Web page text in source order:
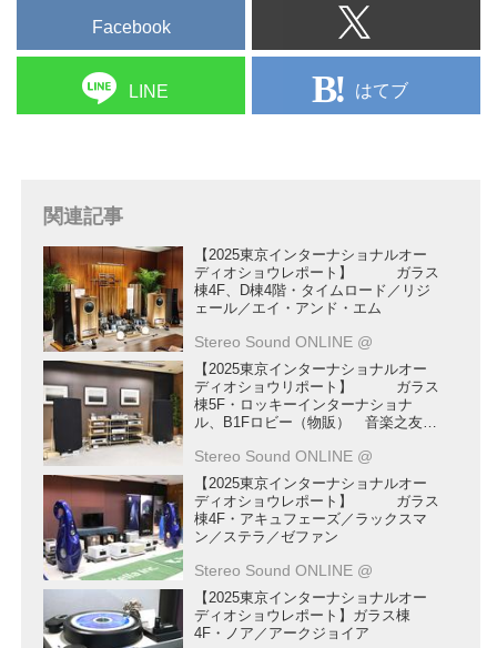
Facebook
LINE はてブ
関連記事
【2025東京インターナショナルオー
ディオショウレポート】 ガラス
棟4F、D棟4階・タイムロード／リジ
ェール／エイ・アンド・エム
Stereo Sound ONLINE @
【2025東京インターナショナルオー
ディオショウリポート】 ガラス
棟5F・ロッキーインターナショナ
ル、B1Fロビー（物販） 音楽之友社
レオサウンド
Stereo Sound ONLINE @
【2025東京インターナショナルオー
ディオショウレポート】 ガラス
棟4F・アキュフェーズ／ラックスマ
ン／ステラ／ゼファン
Stereo Sound ONLINE @
【2025東京インターナショナルオー
ディオショウレポート】ガラス棟
4F・ノア／アークジョイア